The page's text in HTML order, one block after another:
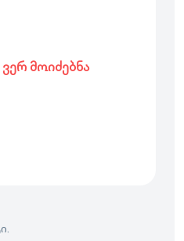
მოიძებნა